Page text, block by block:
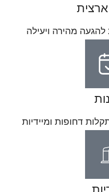
מהירה ויעילה
דחופות ומיידיות